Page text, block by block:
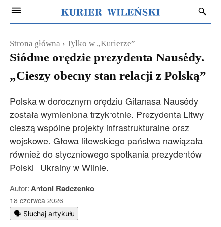
Strona główna Tylko w „Kurierze”
Siódme orędzie prezydenta Nausėdy.
„Cieszy obecny stan relacji z Polską”
Polska w dorocznym orędziu Gitanasa Nausėdy
została wymieniona trzykrotnie. Prezydenta Litwy
cieszą wspólne projekty infrastrukturalne oraz
wojskowe. Głowa litewskiego państwa nawiązała
również do styczniowego spotkania prezydentów
Polski i Ukrainy w Wilnie.
Autor:Antoni Radczenko
18 czerwca 2026
🗣️ Słuchaj artykułu